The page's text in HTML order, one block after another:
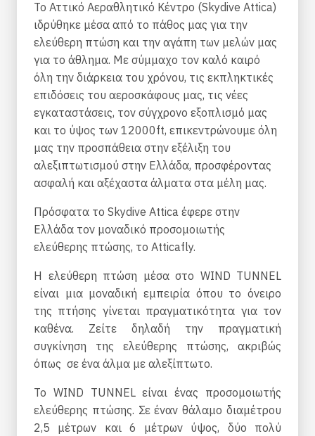
Το Αττικό Αεραθλητικό Κέντρο (Skydive Attica)
ιδρύθηκε μέσα από το πάθος μας για την
ελεύθερη πτώση και την αγάπη των μελών μας
για το άθλημα. Με σύμμαχο τον καλό καιρό
όλη την διάρκεια του χρόνου, τις εκπληκτικές
επιδόσεις του αεροσκάφους μας, τις νέες
εγκαταστάσεις, τον σύγχρονο εξοπλισμό μας
και το ύψος των 12000ft, επικεντρώνουμε όλη
μας την προσπάθεια στην εξέλιξη του
αλεξιπτωτισμού στην Ελλάδα, προσφέροντας
ασφαλή και αξέχαστα άλματα στα μέλη μας.
Πρόσφατα το Skydive Attica έφερε στην
Ελλάδα τον μοναδικό προσομοιωτής
ελεύθερης πτώσης, το Atticafly.
Η ελεύθερη πτώση μέσα στο WIND TUNNEL
είναι μια μοναδική εμπειρία όπου το όνειρο
της πτήσης γίνεται πραγματικότητα για τον
καθένα. Ζείτε δηλαδή την πραγματική
συγκίνηση της ελεύθερης πτώσης, ακριβώς
όπως σε ένα άλμα με αλεξίπτωτο.
Το WIND TUNNEL είναι ένας προσομοιωτής
ελεύθερης πτώσης. Σε έναν θάλαμο διαμέτρου
2,5 μέτρων και 6 μέτρων ύψος, δύο πολύ